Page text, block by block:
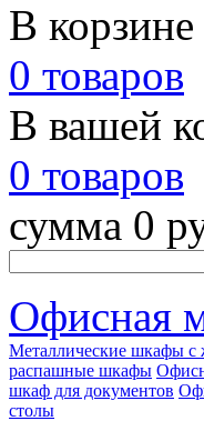
В
0 товаров
В вашей
0 товаров
сумма 0
Офисная
Металлические шкафы с
распашные шкафы
шкаф для документов
столы